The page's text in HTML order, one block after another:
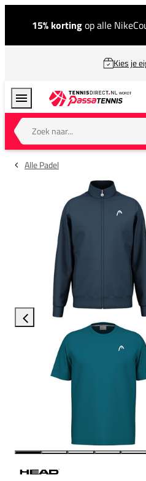
15% kortingop alle
Kies je
Zoek naar...
Alle Padel